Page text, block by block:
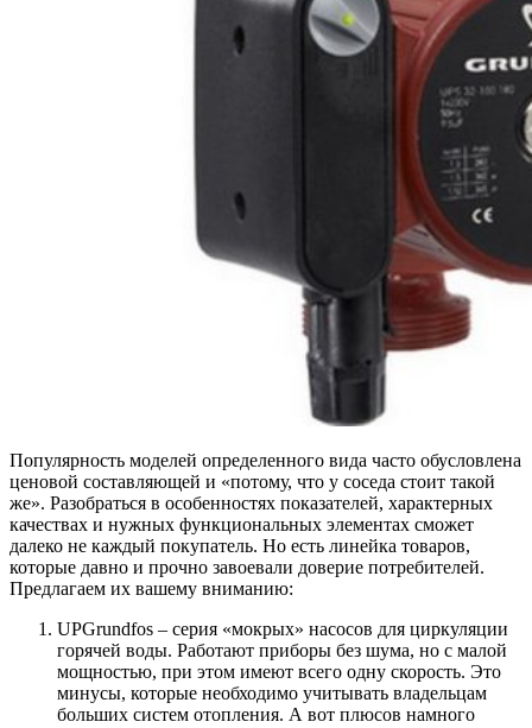
Популярность моделей определенного вида часто обусловлена
ценовой составляющей и «потому, что у соседа стоит такой
же». Разобраться в особенностях показателей, характерных
качествах и нужных функциональных элементах сможет
далеко не каждый покупатель. Но есть линейка товаров,
которые давно и прочно завоевали доверие потребителей.
Предлагаем их вашему вниманию:
UPGrundfos – серия «мокрых» насосов для циркуляции
горячей воды. Работают приборы без шума, но с малой
мощностью, при этом имеют всего одну скорость. Это
минусы, которые необходимо учитывать владельцам
больших систем отопления. А вот плюсов намного